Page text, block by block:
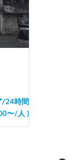
/24時間
〜/ 人 )